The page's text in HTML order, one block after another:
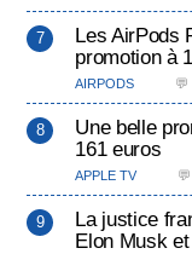
Les AirPods
promotion à
AIRPODS 💬
Une belle
161 euros
APPLE TV
La justice
Elon Musk